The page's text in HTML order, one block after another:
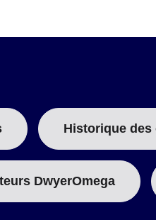
Historique des
DwyerOmega